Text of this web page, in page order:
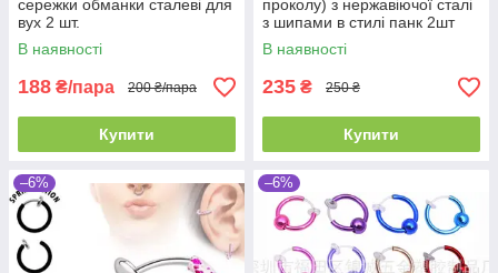
сережки обманки сталеві для
вух 2 шт.
В наявності
188 ₴/пара 200 ₴/пара
Купити
проколу) з нержавіючої сталі
з шипами в стилі панк 2шт
В наявності
235 ₴ 250 ₴
Купити
–6% –6%